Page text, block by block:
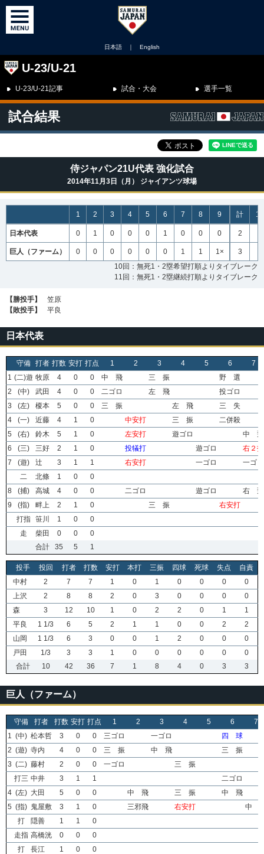
日本語 ｜ English
U-23/U-21
U-23/U-21記事 試合・大会 選手一覧
試合結果
侍ジャパン21U代表 強化試合
2014年11月3日（月） ジャイアンツ球場
1 2 3 4 5 6 7 8 9 計 10
日本代表 0 1 0 0 0 1 0 0 0 2
巨人（ファーム） 0 0 0 0 0 0 1 1 1× 3
10回：無死1・2塁希望打順よりタイブレーク
11回：無死1・2塁継続打順よりタイブレーク
【勝投手】
笠原
【敗投手】
平良
日本代表
守備 打者 打数 安打 打点 1 2 3 4 5 6
7
1 (二)遊 牧原 4 0 0 中 飛 三 振
野 選
2
(中) 武田 4 0 0 二ゴロ 左 飛
投ゴロ
3
(左) 榎本 5 0 0 三 振 左 飛
三 失
4
(一) 近藤 4 1 0 中安打 三 振
二併殺
5
(右) 鈴木 5 1 0 左安打 遊ゴロ
中 飛
6
(三) 三好 2 1 0 投犠打 遊ゴロ
右２打
7
(遊) 辻 3 1 1 右安打 一ゴロ
一ゴロ
二
北條 1 0
0
8
(捕) 高城 4 0 0 二ゴロ 遊ゴロ
右 飛
9
(指) 畔上 2 1 0 三 振
右安打
打指 笹川 1 0
0
走
柴田 0 0
0
合計
35 5 1
投手 投回 打者 打数 安打 本打 三振 四球 死球 失点
自責
中村
2 7 7 1 0 1 0 0 0
0
上沢
2 8 8 2 0 3 0 0 0
0
森
3 12 10 1 0 2 2 0 1
1
平良
1 1/3 6 5 2 1 1 0 0 2
2
山岡
1 1/3 6 3 0 0 1 2 0 0
0
戸田
1/3 3 3 1 0 0 0 0 0
0
合計
10 42 36 7 1 8 4 0 3 3
巨人（ファーム）
守備 打者 打数 安打 打点 1 2 3 4 5 6
7
1 (中) 松本哲 3 0 0 三ゴロ 一ゴロ
四 球
2 (遊) 寺内 4 0 0 三 振 中 飛
三 振
3 (二) 藤村 2 0 0 一ゴロ
三 振
打三 中井 3 1 1
二ゴロ
4 (左) 大田 5 0 0 中 飛 三 振
中 飛
5 (指) 鬼屋敷 3 1 0 三邪飛 右安打
中
打
隠善 1 1
0
走指 高橋洸 0 0
0
打
長江 1 0
0